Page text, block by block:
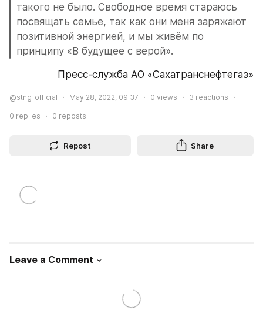
такого не было. Свободное время стараюсь
посвящать семье, так как они меня заряжают
позитивной энергией, и мы живём по
принципу «В будущее с верой».
Пресс-служба АО «Сахатранснефтегаз»
@stng_official May 28, 2022, 09:37 0 views 3 reactions
0 replies 0 reposts
Repost Share
Leave a Comment